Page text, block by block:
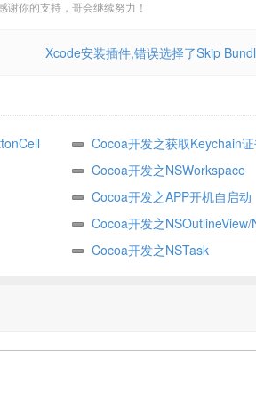
谢你的支持，哥会继续努力！
Xcode安装插件,错误选择了Skip
Cocoa开发之获取Keychain
Cocoa开发之NSWorkspace
Cocoa开发之APP开机自启动
Cocoa开发之
Cocoa开发之NSTask